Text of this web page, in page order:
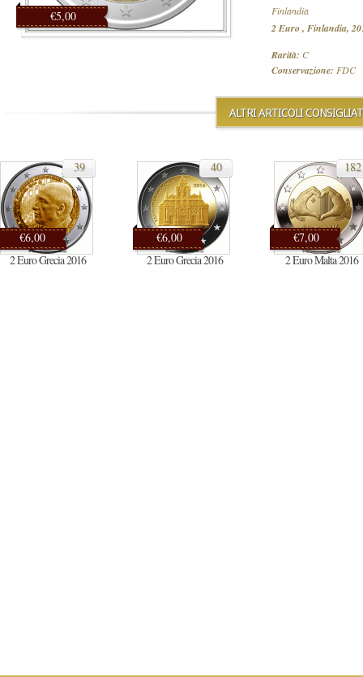
€5,00 Finlandia
2 Euro , Finlandia,
Rarità: C
Conservazione: FDC
ALTRI ARTICOLI
€6,00
39
2 Euro Grecia 2016
€6,00
40
2 Euro Grecia 2016
€7,00
182
2 Euro Malta 2016